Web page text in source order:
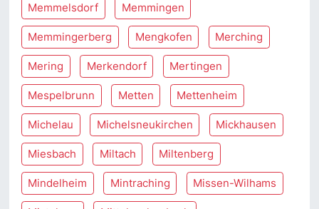
Memmelsdorf Memmingen
Memmingerberg Mengkofen Merching
Mering Merkendorf Mertingen
Mespelbrunn Metten Mettenheim
Michelau Michelsneukirchen Mickhausen
Miesbach Miltach Miltenberg
Mindelheim Mintraching Missen-Wilhams